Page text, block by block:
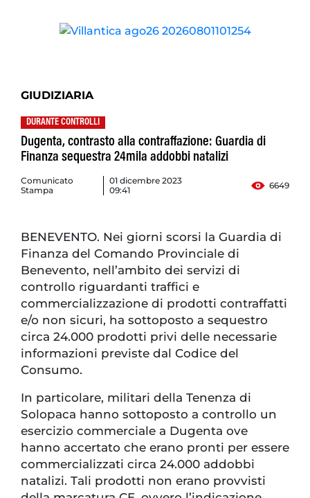
GIUDIZIARIA
DURANTE CONTROLLI
Dugenta, contrasto alla contraffazione: Guardia di
Finanza sequestra 24mila addobbi natalizi
Comunicato
Stampa
01 dicembre 2023
09:41
6649
BENEVENTO. Nei giorni scorsi la Guardia di
Finanza del Comando Provinciale di
Benevento, nell’ambito dei servizi di
controllo riguardanti traffici e
commercializzazione di prodotti contraffatti
e/o non sicuri, ha sottoposto a sequestro
circa 24.000 prodotti privi delle necessarie
informazioni previste dal Codice del
Consumo.
In particolare, militari della Tenenza di
Solopaca hanno sottoposto a controllo un
esercizio commerciale a Dugenta ove
hanno accertato che erano pronti per essere
commercializzati circa 24.000 addobbi
natalizi. Tali prodotti non erano provvisti